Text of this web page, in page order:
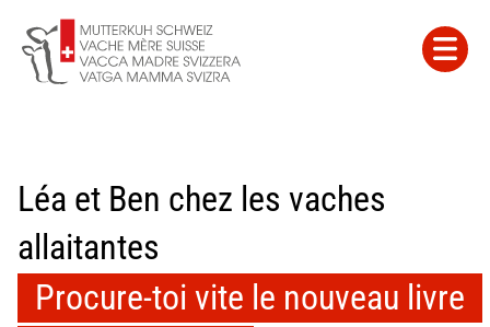
Léa et Ben chez les vaches
allaitantes
Procure-toi vite le nouveau livre